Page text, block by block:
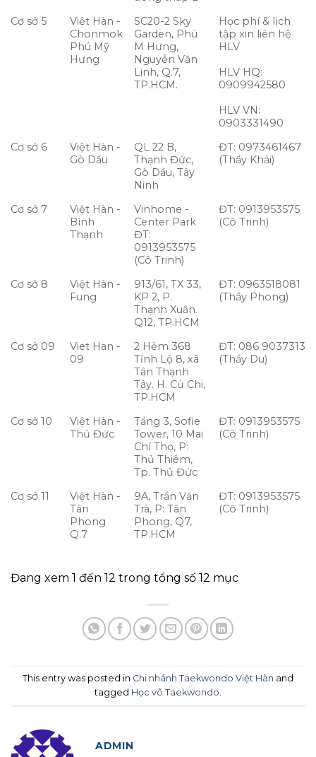
Cơ sở 5
Việt Hàn -
Chonmok
Phú Mỹ
Hưng
SC20-2 Sky
Garden, Phú
M Hưng,
Nguyễn Văn
Linh, Q.7,
TP.HCM.
Học phí & lịch
tập xin liên hệ
HLV
HLV HQ:
0909942580
HLV VN:
0903331490
Cơ sở 6
Việt Hàn -
Gò Dầu
QL 22 B,
Thạnh Đức,
Gò Dầu, Tây
Ninh
ĐT: 0973461467
(Thầy Khải)
Cơ sở 7
Việt Hàn -
Bình
Thạnh
Vinhome -
Center Park
ĐT:
0913953575
(Cô Trinh)
ĐT: 0913953575
(Cô Trinh)
Cơ sở 8
Việt Hàn -
Fung
913/61, TX 33,
KP 2, P.
Thạnh Xuân.
Q12, TP.HCM
ĐT: 0963518081
(Thầy Phong)
Cơ sở 09
Viet Han -
09
2 Hẻm 368
Tỉnh Lộ 8, xã
Tân Thạnh
Tây. H. Củ Chi,
TP.HCM
ĐT: 086 9037313
(Thầy Du)
Cơ sở 10
Việt Hàn -
Thủ Đức
Tầng 3, Sofie
Tower, 10 Mai
Chí Thọ, P:
Thủ Thiêm,
Tp. Thủ Đức
ĐT: 0913953575
(Cô Trinh)
Cơ sở 11
Việt Hàn -
Tân
Phong
Q.7
9A, Trần Văn
Trà, P: Tân
Phong, Q7,
TP.HCM
ĐT: 0913953575
(Cô Trinh)
Đang xem 1 đến 12 trong tổng số 12 mục
This entry was posted in Chi nhánh Taekwondo Việt Hàn and
tagged Học võ Taekwondo.
ADMIN